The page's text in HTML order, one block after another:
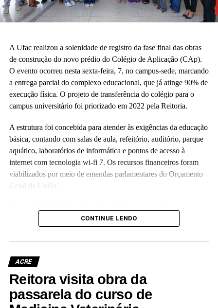
A Ufac realizou a solenidade de registro da fase final das obras
de construção do novo prédio do Colégio de Aplicação (CAp).
O evento ocorreu nesta sexta-feira, 7, no campus-sede, marcando
a entrega parcial do complexo educacional, que já atinge 90% de
execução física. O projeto de transferência do colégio para o
campus universitário foi priorizado em 2022 pela Reitoria.
A estrutura foi concebida para atender às exigências da educação
básica, contando com salas de aula, refeitório, auditório, parque
aquático, laboratórios de informática e pontos de acesso à
internet com tecnologia wi-fi 7. Os recursos financeiros foram
viabilizados por meio de emendas parlamentares do Orçamento
Geral da União.
realização de um compromisso com a qualidade da educação
reitora Guida Aquino. Ela informou que o antigo prédio do
patrimônio histórico da instituição, passará por revitalização para
abrigar o Palácio da Cultura da Ufac.
A vice-reitora eleita, Almecina Balbino, reafirmou a continuidade
CONTINUE LENDO
ACRE
Reitora visita obra da
passarela do curso de